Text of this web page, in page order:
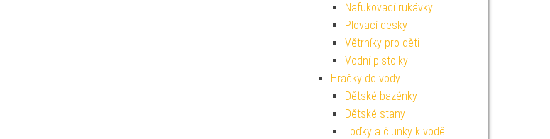
Nafukovací rukávky
Plovací desky
Větrníky pro děti
Vodní pistolky
Hračky do vody
Dětské bazénky
Dětské stany
Loďky a člunky k vodě